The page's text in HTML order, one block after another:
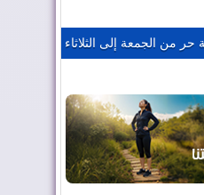
من الجمعة إلى الثلاثاء